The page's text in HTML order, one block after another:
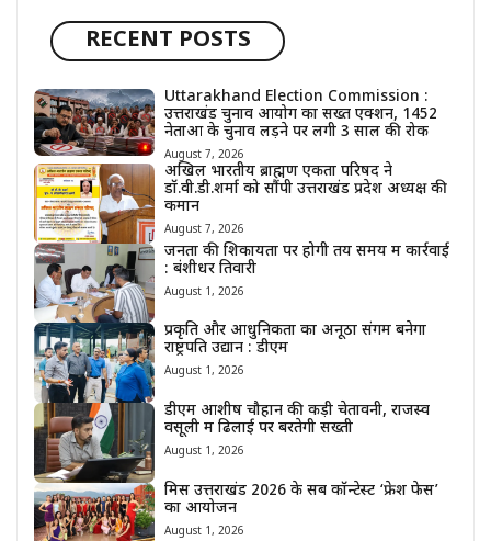
RECENT POSTS
Uttarakhand Election Commission :
उत्तराखंड चुनाव आयोग का सख्त एक्शन, 1452
नेताओं के चुनाव लड़ने पर लगी 3 साल की रोक
August 7, 2026
अखिल भारतीय ब्राह्मण एकता परिषद ने
डॉ.वी.डी.शर्मा को सौंपी उत्तराखंड प्रदेश अध्यक्ष की
कमान
August 7, 2026
जनता की शिकायतों पर होगी तय समय में कार्रवाई
: बंशीधर तिवारी
August 1, 2026
प्रकृति और आधुनिकता का अनूठा संगम बनेगा
राष्ट्रपति उद्यान : डीएम
August 1, 2026
डीएम आशीष चौहान की कड़ी चेतावनी, राजस्व
वसूली में ढिलाई पर बरतेगी सख्ती
August 1, 2026
मिस उत्तराखंड 2026 के सब कॉन्टेस्ट ‘फ्रेश फेस’
का आयोजन
August 1, 2026